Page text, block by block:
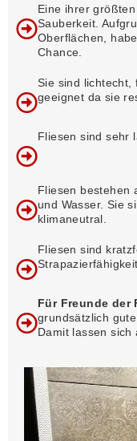
Eine ihrer
Sauberkeit.
Oberflächen,
Chance.
Sie sind lichtecht,
geeignet da sie
Fliesen sind sehr
Fliesen bestehen
und Wasser. Sie
klimaneutral.
Fliesen sind
Strapazierfähigkeit.
Für Freunde der
grundsätzlich
Damit lassen sich